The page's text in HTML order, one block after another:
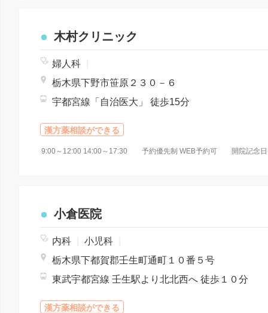
木村クリニック
婦人科
栃木県下野市笹原２３０－６
宇都宮線「自治医大」 徒歩15分
漢方薬相談ができる
9:00～12:00 14:00～17:30 予約優先制 WEB予約可 開院記念日
小倉医院
内科 小児科
栃木県下都賀郡壬生町通町１０番５号
東武宇都宮線 壬生駅より北北西へ 徒歩１０分
漢方薬相談ができる